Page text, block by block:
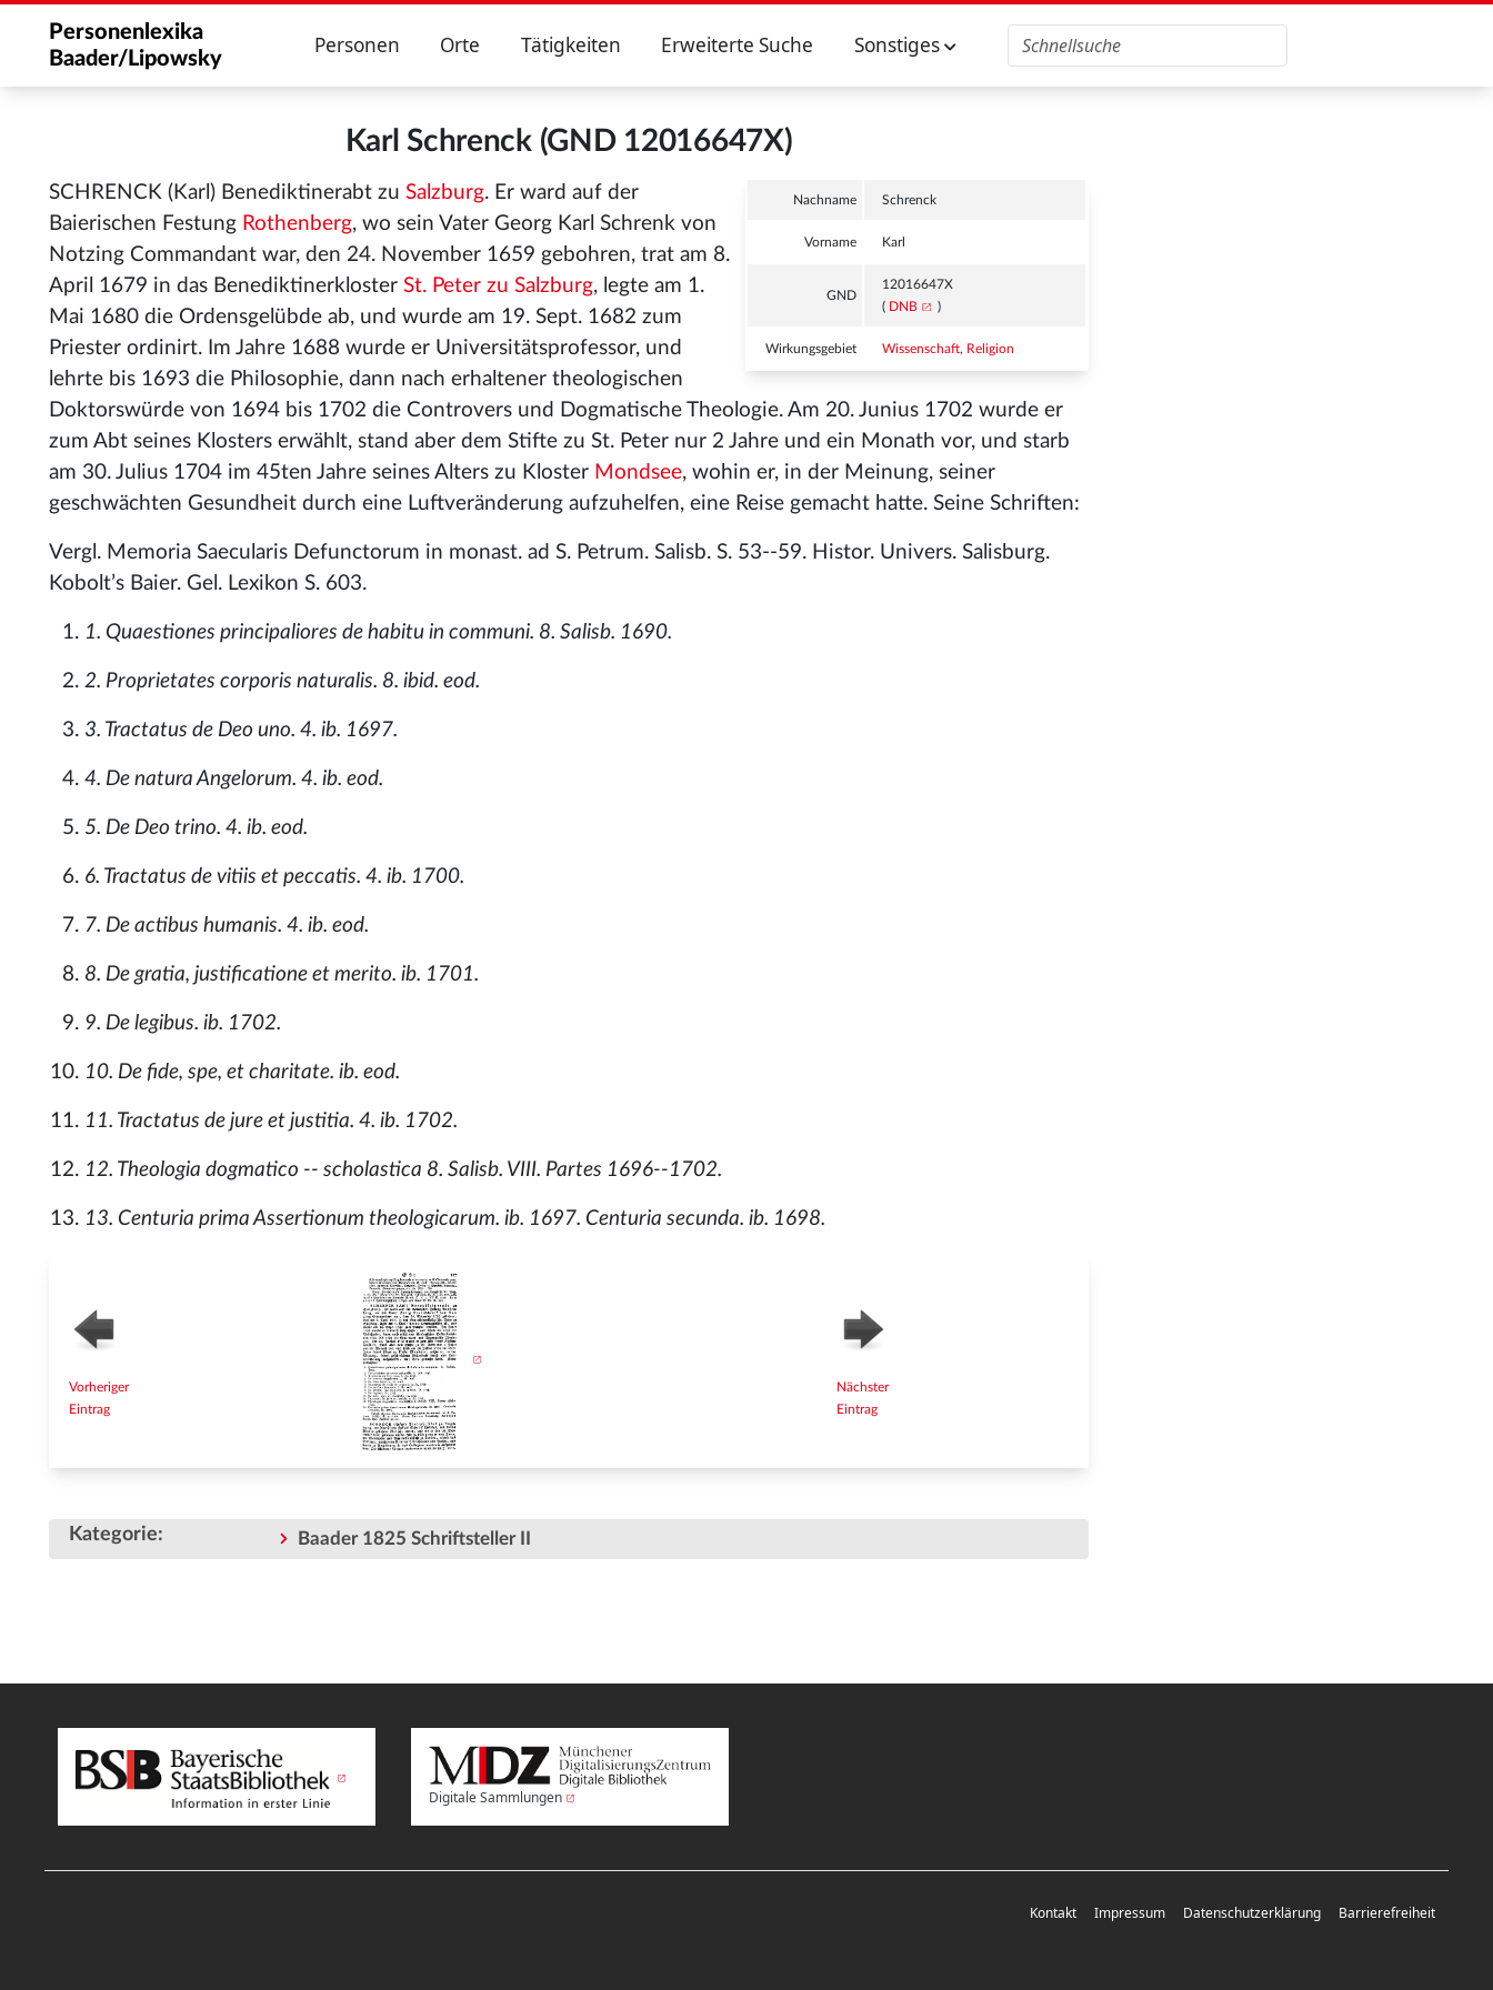
Personenlexika
Baader/Lipowsky
Personen Orte Tätigkeiten Erweiterte Suche Sonstiges
Karl Schrenck (GND 12016647X)
Nachname Schrenck
Vorname Karl
GND
12016647X
( DNB )
Wirkungsgebiet Wissenschaft, Religion
SCHRENCK (Karl) Benediktinerabt zu Salzburg. Er ward auf der
Baierischen Festung Rothenberg, wo sein Vater Georg Karl Schrenk von
Notzing Commandant war, den 24. November 1659 gebohren, trat am 8.
April 1679 in das Benediktinerkloster St. Peter zu Salzburg, legte am 1.
Mai 1680 die Ordensgelübde ab, und wurde am 19. Sept. 1682 zum
Priester ordinirt. Im Jahre 1688 wurde er Universitätsprofessor, und
lehrte bis 1693 die Philosophie, dann nach erhaltener theologischen
Doktorswürde von 1694 bis 1702 die Controvers und Dogmatische Theologie. Am 20. Junius 1702 wurde er
zum Abt seines Klosters erwählt, stand aber dem Stifte zu St. Peter nur 2 Jahre und ein Monath vor, und starb
am 30. Julius 1704 im 45ten Jahre seines Alters zu Kloster Mondsee, wohin er, in der Meinung, seiner
geschwächten Gesundheit durch eine Luftveränderung aufzuhelfen, eine Reise gemacht hatte. Seine Schriften:
Vergl. Memoria Saecularis Defunctorum in monast. ad S. Petrum. Salisb. S. 53--59. Histor. Univers. Salisburg.
Kobolt’s Baier. Gel. Lexikon S. 603.
1. Quaestiones principaliores de habitu in communi. 8. Salisb. 1690.
2. Proprietates corporis naturalis. 8. ibid. eod.
3. Tractatus de Deo uno. 4. ib. 1697.
4. De natura Angelorum. 4. ib. eod.
5. De Deo trino. 4. ib. eod.
6. Tractatus de vitiis et peccatis. 4. ib. 1700.
7. De actibus humanis. 4. ib. eod.
8. De gratia, justificatione et merito. ib. 1701.
9. De legibus. ib. 1702.
10. De fide, spe, et charitate. ib. eod.
11. Tractatus de jure et justitia. 4. ib. 1702.
12. Theologia dogmatico -- scholastica 8. Salisb. VIII. Partes 1696--1702.
13. Centuria prima Assertionum theologicarum. ib. 1697. Centuria secunda. ib. 1698.
Vorheriger
Eintrag
Nächster
Eintrag
Kategorie: Baader 1825 Schriftsteller II
Digitale Sammlungen
Kontakt Impressum Datenschutzerklärung Barrierefreiheit